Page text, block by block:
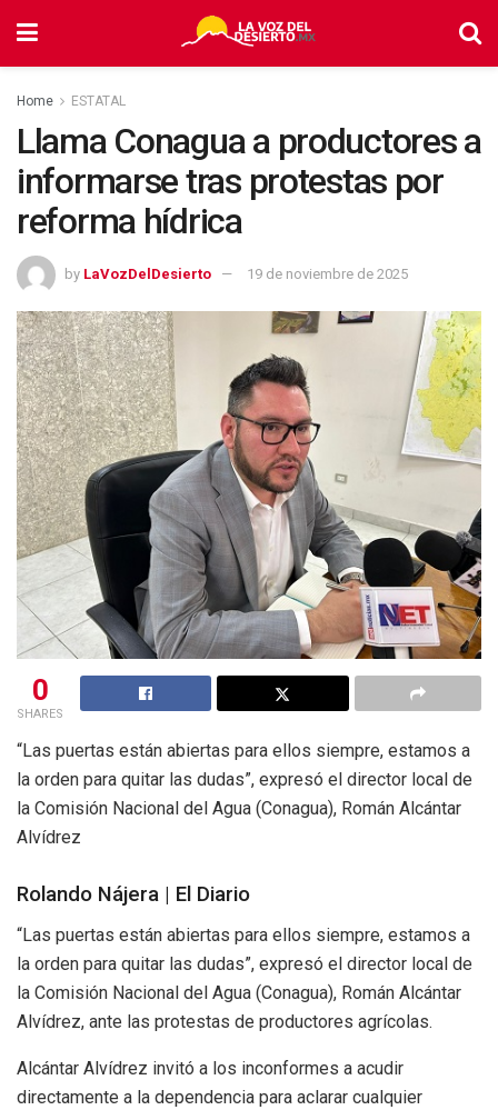
Home ESTATAL
Llama Conagua a productores a
informarse tras protestas por
reforma hídrica
by LaVozDelDesierto 19 de noviembre de 2025
0
SHARES
“Las puertas están abiertas para ellos siempre, estamos a
la orden para quitar las dudas”, expresó el director local de
la Comisión Nacional del Agua (Conagua), Román Alcántar
Alvídrez
Rolando Nájera | El Diario
“Las puertas están abiertas para ellos siempre, estamos a
la orden para quitar las dudas”, expresó el director local de
la Comisión Nacional del Agua (Conagua), Román Alcántar
Alvídrez, ante las protestas de productores agrícolas.
Alcántar Alvídrez invitó a los inconformes a acudir
directamente a la dependencia para aclarar cualquier